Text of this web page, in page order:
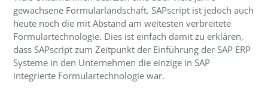
gewachsene Formularlandschaft. SAPscript ist jedoch auch
heute noch die mit Abstand am weitesten verbreitete
Formulartechnologie. Dies ist einfach damit zu erklären,
dass SAPscript zum Zeitpunkt der Einführung der SAP ERP
Systeme in den Unternehmen die einzige in SAP
integrierte Formulartechnologie war.